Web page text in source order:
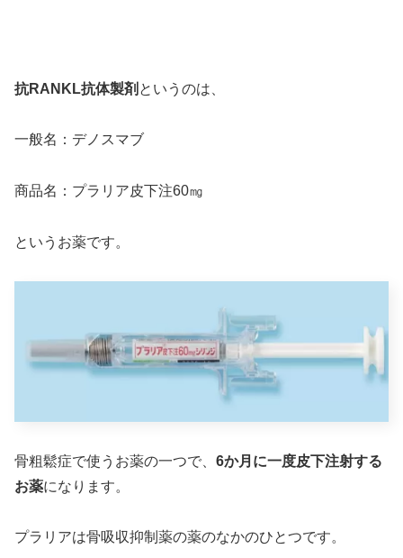
抗RANKL抗体製剤 というのは、
一般名：デノスマブ
商品名：プラリア皮下注60㎎
というお薬です。
骨粗鬆症で使うお薬の一つで、 6か月に一度皮下注射する
お薬になります。
プラリアは骨吸収抑制薬の薬のなかのひとつです。